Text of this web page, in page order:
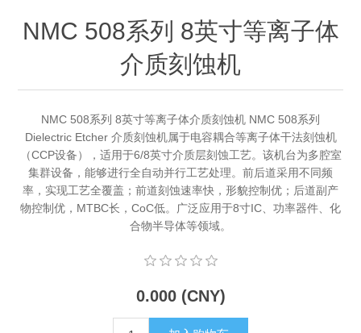
外延设备
标准样品（光伏）
激光尘埃粒子计数器
薄层电阻量测系统
太阳模拟器
X射线类
NMC 508系列 8英寸等离子体
介质刻蚀机
NMC 508系列 8英寸等离子体介质刻蚀机 NMC 508系列
Dielectric Etcher 介质刻蚀机属于电容耦合等离子体干法刻蚀机
（CCP设备），适用于6/8英寸介质层刻蚀工艺。该机台为多腔室
集群设备，能够进行全自动并行工艺处理。前后道采用不同频
率，实现工艺全覆盖；前道刻蚀速率快，形貌控制优；后道副产
物控制优，MTBC长，CoC低。广泛应用于8寸IC、功率器件、化
合物半导体等领域。
0.000 (CNY)